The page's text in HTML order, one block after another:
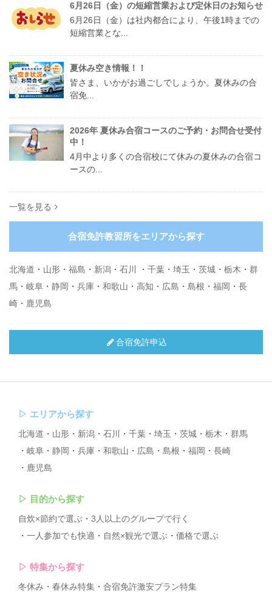
6月26日（金）の短縮営業および定休日のお知らせ
6月26日（金）は社内都合により、午後1時までの
短縮営業とな...
夏休み空き情報！！
皆さま、いかがお過ごしでしょうか。夏休みの合
宿免...
2026年 夏休み合宿コースのご予約・お問合せ受付
中！
4月中より多くの合宿校にて休みの夏休みの合宿コ
ースの...
一覧を見る
合宿免許教習所をエリアから探す
北海道 ・ 山形 ・ 福島 ・ 新潟 ・ 石川 ・ 千葉 ・ 埼玉 ・ 茨城 ・ 栃木 ・ 群
馬 ・ 岐阜 ・ 静岡 ・ 兵庫 ・ 和歌山 ・ 高知 ・ 広島 ・ 島根 ・ 福岡 ・ 長
崎 ・ 鹿児島
合宿免許申込
▷ エリアから探す
北海道 山形 新潟 石川 千葉 埼玉 茨城 栃木
群馬
岐阜
静岡 兵庫 和歌山 広島 島根 福岡
長崎
鹿児島
▷ 目的から探す
自炊×節約で選ぶ
3人以上のグループで行く
一人参加でも快適
自然×観光で選ぶ 価格で選ぶ
▷ 特集から探す
冬休み・春休み特集 合宿免許激安プラン特集